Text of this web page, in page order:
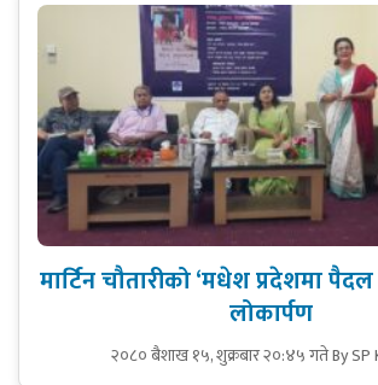
मार्टिन चौतारीको ‘मधेश प्रदेशमा
लोकार्पण
२०८० बैशाख १५, शुक्रबार २०:४५ गतेBy SP